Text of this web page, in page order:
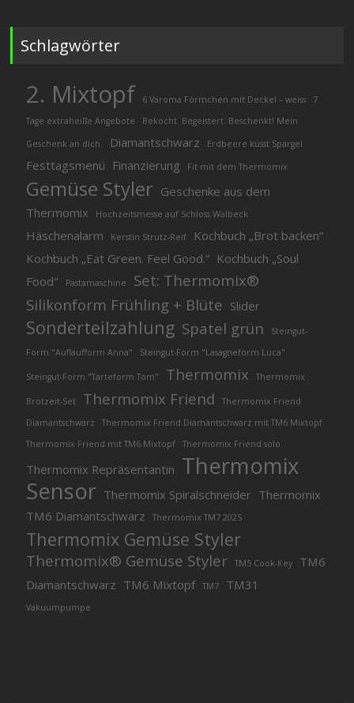
Schlagwörter
2. Mixtopf 6 Varoma Förmchen mit Deckel – weiss
7
Tage extraheiße Angebote
Bekocht. Begeistert. Beschenkt! Mein
Geschenk an dich. Diamantschwarz Erdbeere küsst Spargel
Festtagsmenü Finanzierung Fit mit dem Thermomix
Gemüse Styler Geschenke aus dem
Thermomix
Hochzeitsmesse auf Schloss Walbeck
Häschenalarm Kerstin Strutz-Reif
Kochbuch „Brot backen“
Kochbuch „Eat Green. Feel Good.“ Kochbuch „Soul
Food"
Pastamaschine
Set: Thermomix®
Silikonform Frühling + Blüte Slider
Sonderteilzahlung Spatel grün
Steingut-
Form "Auflaufform Anna"
Steingut-Form "Lasagneform Luca"
Steingut-Form "Tarteform Tom" Thermomix Thermomix
Brotzeit-Set Thermomix Friend
Thermomix Friend
Diamantschwarz
Thermomix Friend Diamantschwarz mit TM6 Mixtopf
Thermomix Friend mit TM6 Mixtopf
Thermomix Friend solo
Thermomix Repräsentantin Thermomix
Sensor Thermomix Spiralschneider Thermomix
TM6 Diamantschwarz
Thermomix TM7 2025
Thermomix Gemüse Styler
Thermomix® Gemüse Styler TM5 Cook-Key
TM6
Diamantschwarz TM6 Mixtopf TM7 TM31
Vakuumpumpe